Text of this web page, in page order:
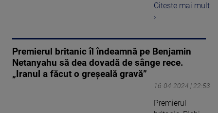
Citeste mai mult
›
Premierul britanic îl îndeamnă pe Benjamin
Netanyahu să dea dovadă de sânge rece.
„Iranul a făcut o greşeală gravă”
16-04-2024 | 22:53
Premierul